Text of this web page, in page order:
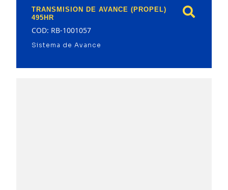
TRANSMISION DE AVANCE (PROPEL)
495HR
COD: RB-1001057
Sistema de Avance